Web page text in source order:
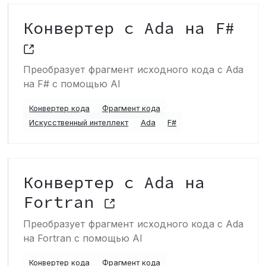
Конвертер с Ada на F#
Преобразует фрагмент исходного кода с Ada
на F# с помощью AI
Конвертер кода
Фрагмент кода
Искусственный интеллект
Ada F#
Конвертер с Ada на
Fortran
Преобразует фрагмент исходного кода с Ada
на Fortran с помощью AI
Конвертер кода Фрагмент кода